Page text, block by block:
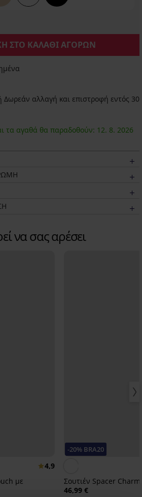
ΣΤΟ ΚΑΛΑΘΙ ΑΓΟΡΩΝ
Δωρεάν αλλαγή και επιστροφή εντός 30
τα αγαθά θα παραδοθούν: 12. 8. 2026
να σας αρέσει
4,9
με
-20% BRA20
Σουτιέν Spacer
46,99 €